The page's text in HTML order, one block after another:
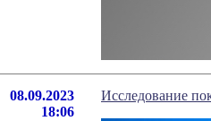
08.09.2023
18:06
Исследование